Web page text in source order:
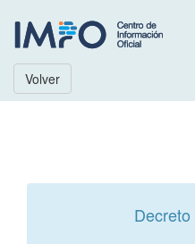
Volver
Decreto